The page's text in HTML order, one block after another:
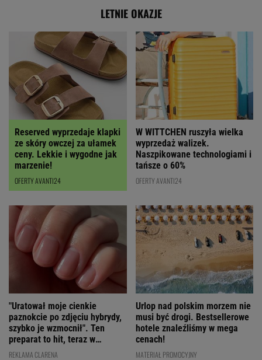
LETNIE OKAZJE
Reserved wyprzedaje klapki
ze skóry owczej za ułamek
ceny. Lekkie i wygodne jak
marzenie!
OFERTY AVANTI24
W WITTCHEN ruszyła wielka
wyprzedaż walizek.
Naszpikowane technologiami i
tańsze o 60%
OFERTY AVANTI24
"Uratował moje cienkie
paznokcie po zdjęciu hybrydy,
szybko je wzmocnił". Ten
preparat to hit, teraz w
świetnej cenie
REKLAMA CLARENA
Urlop nad polskim morzem nie
musi być drogi. Bestsellerowe
hotele znaleźliśmy w mega
cenach!
MATERIAŁ PROMOCYJNY